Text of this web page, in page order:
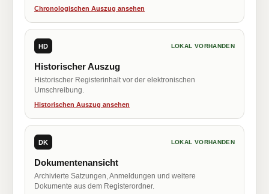
Chronologischen Auszug ansehen
HD LOKAL VORHANDEN
Historischer Auszug
Historischer Registerinhalt vor der elektronischen
Umschreibung.
Historischen Auszug ansehen
DK LOKAL VORHANDEN
Dokumentenansicht
Archivierte Satzungen, Anmeldungen und weitere
Dokumente aus dem Registerordner.